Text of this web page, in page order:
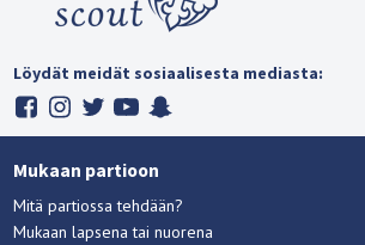
Löydät meidät sosiaalisesta mediasta:
Mukaan partioon
Mitä partiossa tehdään?
Mukaan lapsena tai nuorena